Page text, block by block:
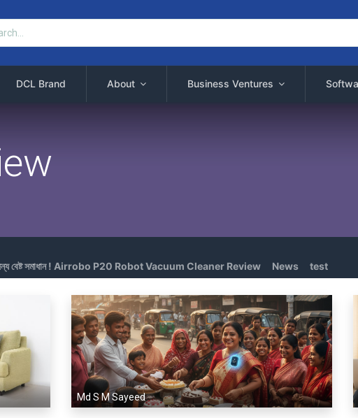
DCL Brand About Business Ventures
জন্য বেষ্ট সমাধান ! Airrobo P20 Robot Vacuum Cleaner Review News test
Md S M Sayeed